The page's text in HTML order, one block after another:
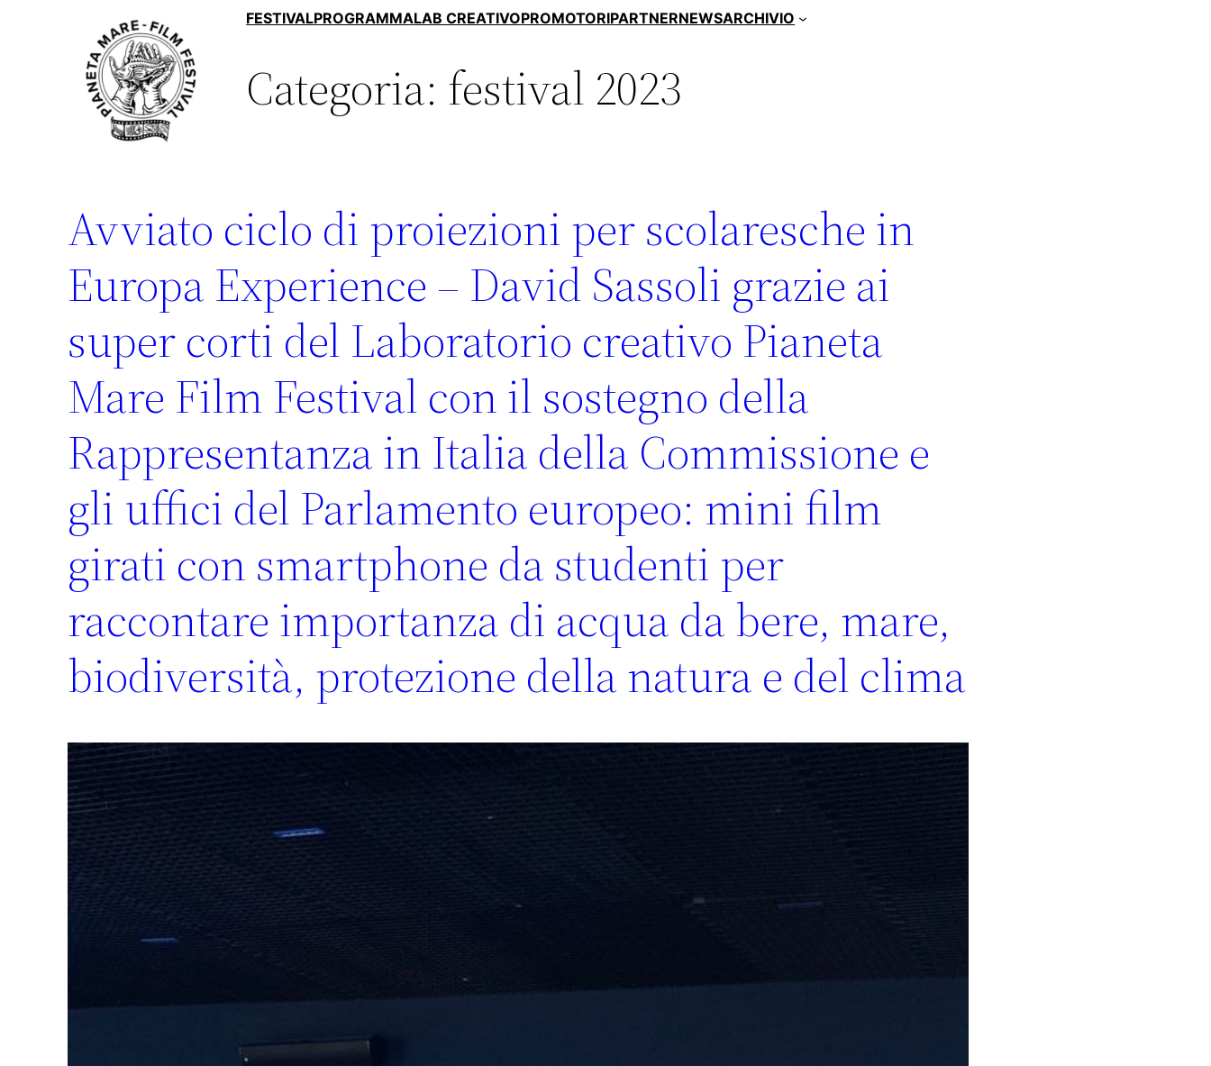
FESTIVALPROGRAMMALAB CREATIVOPROMOTORIPARTNERNEWSARCHIVIO
Categoria: festival 2023
Avviato ciclo di proiezioni per scolaresche in
Europa Experience – David Sassoli grazie ai
super corti del Laboratorio creativo Pianeta
Mare Film Festival con il sostegno della
Rappresentanza in Italia della Commissione e
gli uffici del Parlamento europeo: mini film
girati con smartphone da studenti per
raccontare importanza di acqua da bere, mare,
biodiversità, protezione della natura e del clima